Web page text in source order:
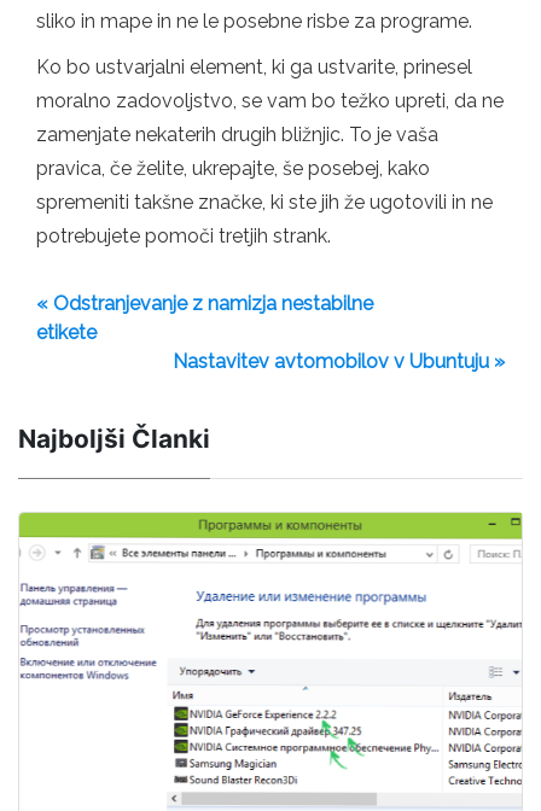
sliko in mape in ne le posebne risbe za programe.
Ko bo ustvarjalni element, ki ga ustvarite, prinesel
moralno zadovoljstvo, se vam bo težko upreti, da ne
zamenjate nekaterih drugih bližnjic. To je vaša
pravica, če želite, ukrepajte, še posebej, kako
spremeniti takšne značke, ki ste jih že ugotovili in ne
potrebujete pomoči tretjih strank.
« Odstranjevanje z namizja nestabilne
etikete
Nastavitev avtomobilov v Ubuntuju »
Najboljši Članki